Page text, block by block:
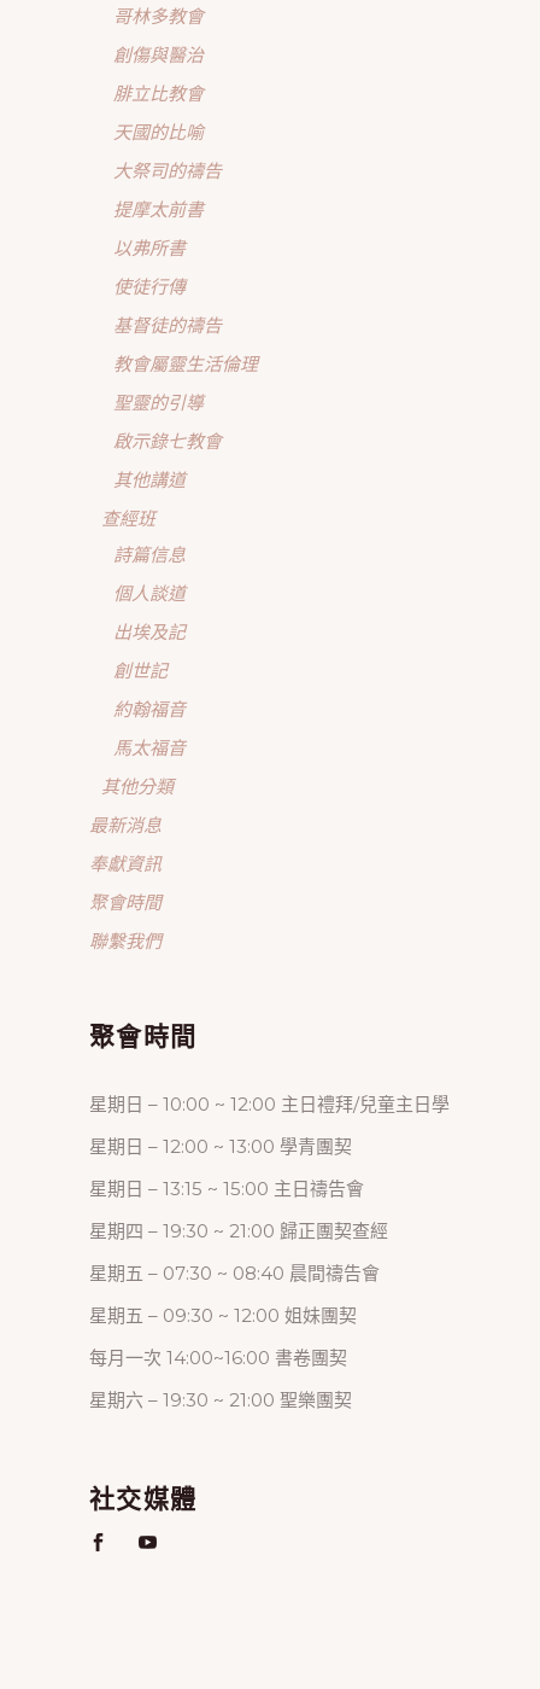
哥林多教會
創傷與醫治
腓立比教會
天國的比喻
大祭司的禱告
提摩太前書
以弗所書
使徒行傳
基督徒的禱告
教會屬靈生活倫理
聖靈的引導
啟示錄七教會
其他講道
查經班
詩篇信息
個人談道
出埃及記
創世記
約翰福音
馬太福音
其他分類
最新消息
奉獻資訊
聚會時間
聯繫我們
聚會時間
星期日 – 10:00 ~ 12:00 主日禮拜/兒童主日學
星期日 – 12:00 ~ 13:00 學青團契
星期日 – 13:15 ~ 15:00 主日禱告會
星期四 – 19:30 ~ 21:00 歸正團契查經
星期五 – 07:30 ~ 08:40 晨間禱告會
星期五 – 09:30 ~ 12:00 姐妹團契
每月一次 14:00~16:00 書卷團契
星期六 – 19:30 ~ 21:00 聖樂團契
社交媒體